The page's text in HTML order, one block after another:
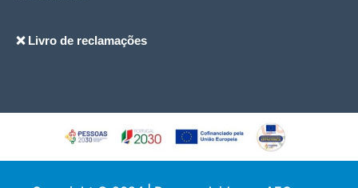
❌ Livro de reclamações